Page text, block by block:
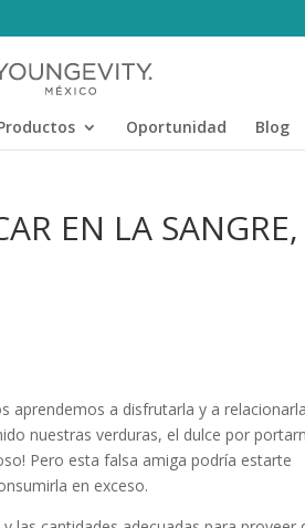
Oportunidad Blog
EN LA SANGRE,
aprendemos a disfrutarla y a relacionarla
nuestras verduras, el dulce por
Pero esta falsa amiga podría estarte
en exceso.